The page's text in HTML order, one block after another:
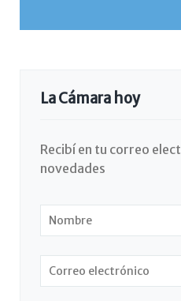
La Cámara hoy
Recibí en tu correo
novedades